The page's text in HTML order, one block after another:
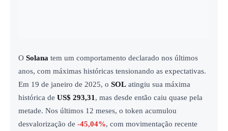
O Solana tem um comportamento declarado nos últimos
anos, com máximas históricas tensionando as expectativas.
Em 19 de janeiro de 2025, o SOL atingiu sua máxima
histórica de US$ 293,31 , mas desde então caiu quase pela
metade. Nos últimos 12 meses, o token acumulou
desvalorização de -45,04%, com movimentação recente